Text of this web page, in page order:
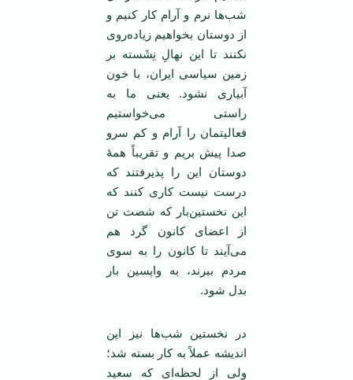
شب‌ها نرم و آرام کار کنیم و
از دوستان بخواهیم زیاده‌روی
نکنند تا این نهالِ نِشَسته بر
زمین سیاسی ایران، با خون
آبیاری نشود. یعنی ما به
راستی می‌خواستیم
فعالیتمان را آرام و کم سرو
صدا پیش بریم و تقریباً همۀ
دوستان این را پذیرفتند که
درست نیست کاری کنند که
این نخستین‌بار که شصت تن
از اعضای کانون گرد هم
می‌آیند تا کانون را به سوی
مردم ببرند، به واپسین بار
بدل شود.
در نخستین شب‌ها نیز این
اندیشه عملاً به کار بسته شد؛
ولی از لحظه‌ای که سعید